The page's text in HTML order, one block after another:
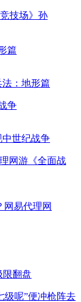
篇
争
网游《全面战
级呢”便冲枪阵去